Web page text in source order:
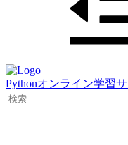
Pythonオンライン学習